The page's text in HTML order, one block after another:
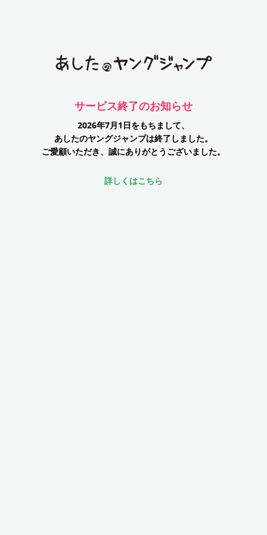
サービス終了のお知らせ
2026年7月1日をもちまして、
あしたのヤングジャンプは終了しました。
ご愛顧いただき、誠にありがとうございました。
詳しくはこちら